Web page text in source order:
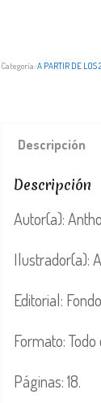
Categoría:A PARTIR DE LOS
Descripción
Descripción
Autor(a):
Ilustrador(a):
Editorial:
Formato:
Páginas: 18.